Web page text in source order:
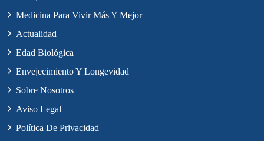
Medicina Para Vivir Más Y Mejor
Actualidad
Edad Biológica
Envejecimiento Y Longevidad
Sobre Nosotros
Aviso Legal
Política De Privacidad